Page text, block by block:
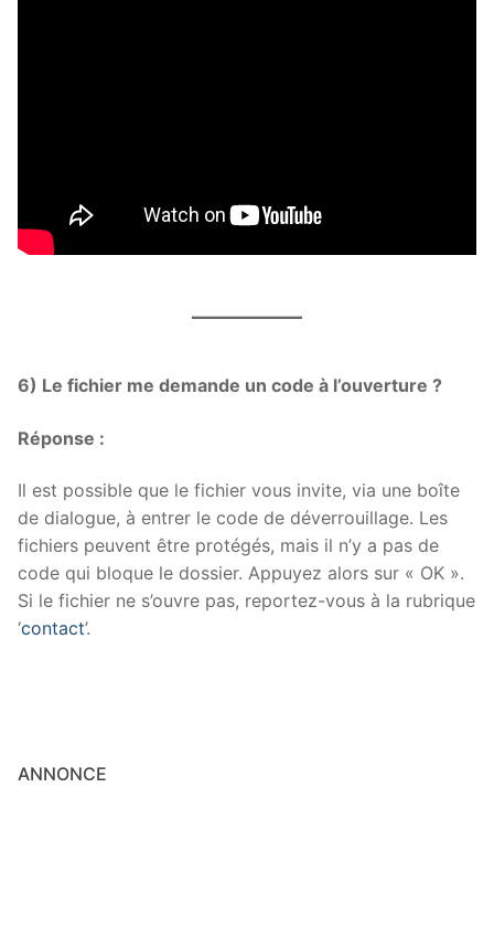
6) Le fichier me demande un code à l’ouverture ?
Réponse :
Il est possible que le fichier vous invite, via une boîte
de dialogue, à entrer le code de déverrouillage. Les
fichiers peuvent être protégés, mais il n’y a pas de
code qui bloque le dossier. Appuyez alors sur « OK ».
Si le fichier ne s’ouvre pas, reportez-vous à la rubrique
‘contact’.
ANNONCE